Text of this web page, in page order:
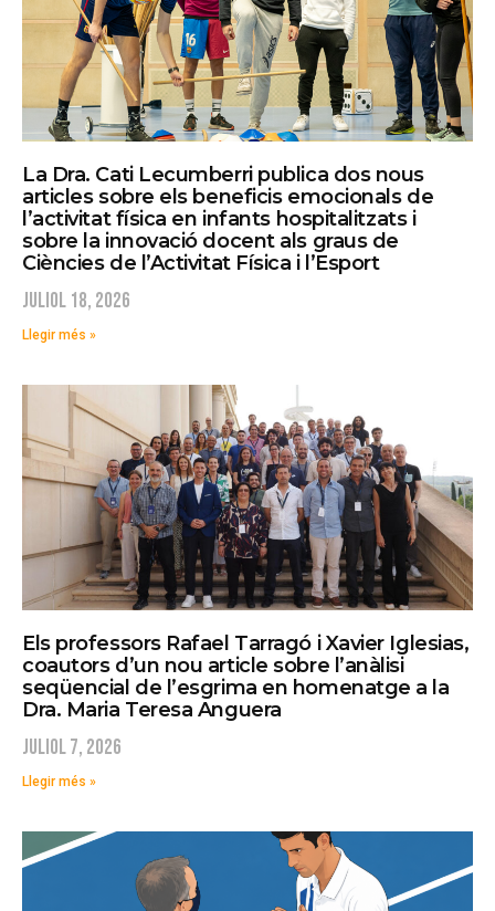
La Dra. Cati Lecumberri publica dos nous
articles sobre els beneficis emocionals de
l’activitat física en infants hospitalitzats i
sobre la innovació docent als graus de
Ciències de l’Activitat Física i l’Esport
juliol 18, 2026
Llegir més »
Els professors Rafael Tarragó i Xavier Iglesias,
coautors d’un nou article sobre l’anàlisi
seqüencial de l’esgrima en homenatge a la
Dra. Maria Teresa Anguera
juliol 7, 2026
Llegir més »